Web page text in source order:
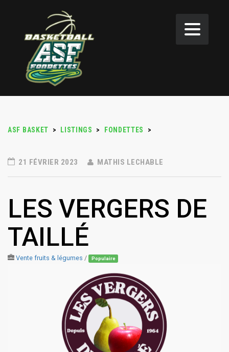
ASF BASKET > LISTINGS > FONDETTES >
21 FÉVRIER 2023 MATHIS LECHABLE
LES VERGERS DE
TAILLÉ
Vente fruits & légumes / Populaire